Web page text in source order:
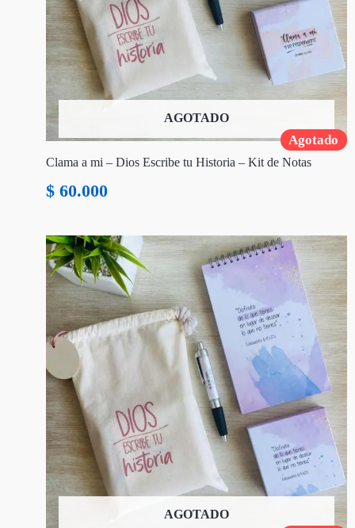
Agotado
AGOTADO
Clama a mi – Dios Escribe tu Historia – Kit de Notas
$ 60.000
AGOTADO